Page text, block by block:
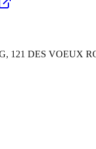
121 DES VOEUX